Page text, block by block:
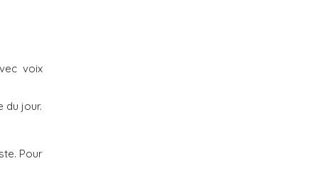
voix
du jour.
Pour